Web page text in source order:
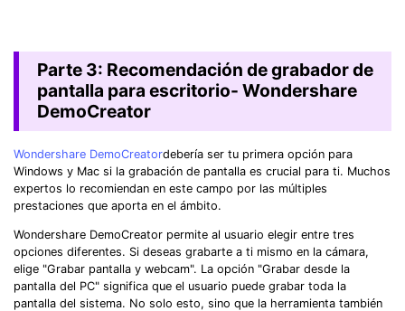
Parte 3: Recomendación de grabador de
pantalla para escritorio- Wondershare
DemoCreator
Wondershare DemoCreatordebería ser tu primera opción para
Windows y Mac si la grabación de pantalla es crucial para ti.󠀲󠀨󠀡󠀢󠀤󠀡󠀦󠀧󠀳󠀰 Muchos
expertos lo recomiendan en este campo por las múltiples
prestaciones que aporta en el ámbito.
Wondershare DemoCreator permite al usuario elegir entre tres
opciones diferentes. Si deseas grabarte a ti mismo en la cámara,
elige "Grabar pantalla y webcam". La opción "Grabar desde la
pantalla del PC" significa que el usuario puede grabar toda la
pantalla del sistema. No solo esto, sino que la herramienta también